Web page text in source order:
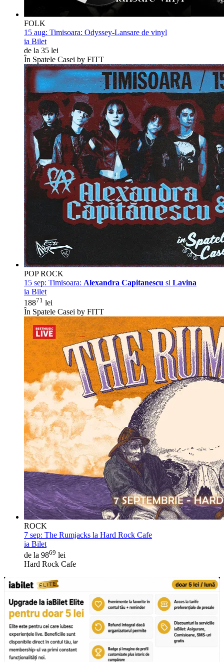
FOLK
15 aug: Timisoara: Odyssey-Lansare de vinyl
ia Bilet
de la 35 lei
În Spatele Casei by FITT
POP ROCK
15 sep: Timisoara: Alexandra Capitanescu si Lavina
ia Bilet
18871 lei
În Spatele Casei by FITT
ROCK
7 sep: The Rumjacks la Hard Rock Cafe
ia Bilet
de la 9869 lei
Hard Rock Cafe